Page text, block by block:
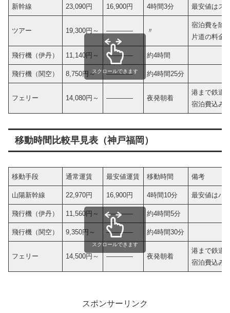
新幹線 23,090円 16,900円 4時間3分 最安値はス
ツアー 19,300円～ ———— 〃
宿泊費を除
片道の料金
飛行機（伊丹） 11,140円～ ———— 約4時間
飛行機（関空） 8,750円～ ———— 約4時間25分
フェリー 14,080円～ ———— 夜発朝着
港まで鉄道
宿泊費込み
スクロールできます
移動時間比較早見表（神戸福岡）
移動手段 通常運賃 最安値運賃 移動時間 備考
山陽新幹線 22,970円 16,900円 4時間10分 最安値はバ
飛行機（伊丹） 11,560円～ ———— 約4時間5分
飛行機（関空） 9,350円～ ———— 約4時間30分
フェリー 14,500円～ ———— 夜発朝着
港まで鉄道
宿泊費込み
スクロールできます
スポンサーリンク